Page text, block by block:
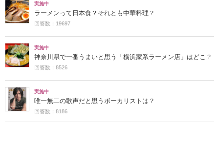
実施中
ラーメンって日本食？それとも中華料理？
回答数：19697
実施中
神奈川県で一番うまいと思う「横浜家系ラーメン店」はどこ？
回答数：8526
実施中
唯一無二の歌声だと思うボーカリストは？
回答数：8186